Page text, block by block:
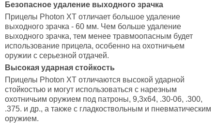
Безопасное удаление выходного зрачка
Прицелы Photon XT отличает большое удаление
выходного зрачка - 60 мм. Чем больше удаление
выходного зрачка, тем менее травмоопасным будет
использование прицела, особенно на охотничьем
оружии с серьезной отдачей.
Высокая ударная стойкость
Прицелы Photon XT отличаются высокой ударной
стойкостью и могут использоваться с нарезным
охотничьим оружием под патроны, 9,3х64, .30-06, .300,
.375. и др., а также с гладкоствольным и пневматическим
оружием.